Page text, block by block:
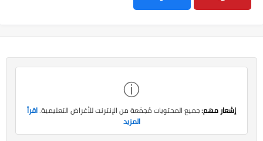
ⓘ
إشعار مهم:جميع المحتويات مُجمّعة من الإنترنت للأغراض التعليمية.اقرأ
المزيد